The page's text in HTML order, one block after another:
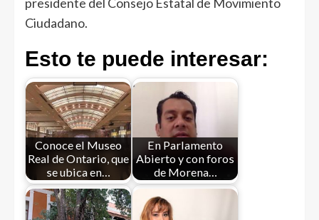
Ciudadano.
Esto te puede interesar:
Conoce el Museo
Real de Ontario, que
se ubica en…
En Parlamento
Abierto y con foros
de Morena…